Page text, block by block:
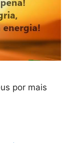
por mais